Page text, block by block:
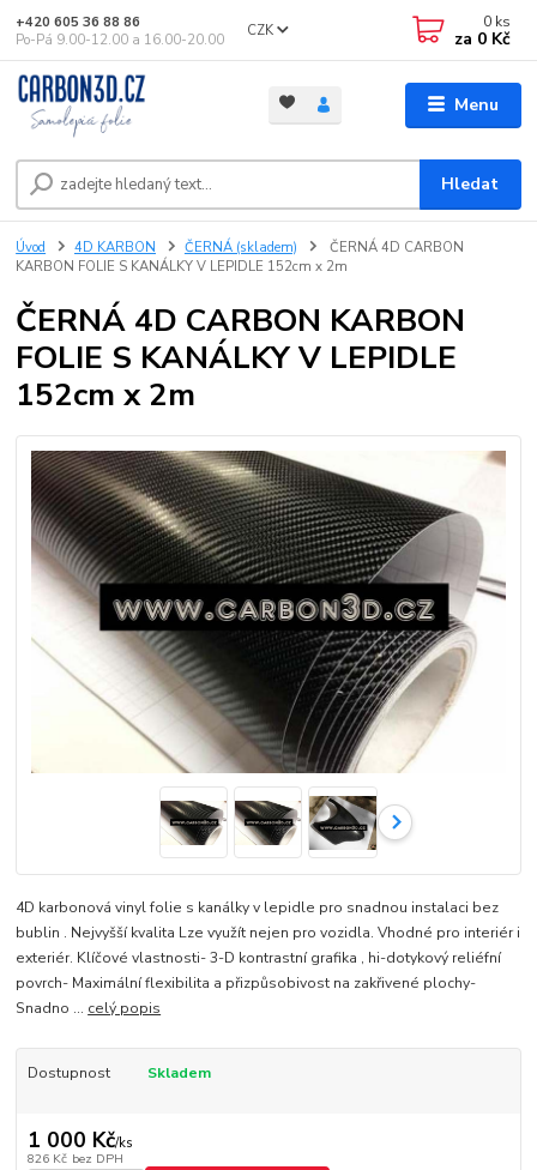
Menu
CZK
Hledat
+420 605 36 88 86
Po-Pá 9.00-12.00 a 16.00-20.00
0 ks
za 0 Kč
Úvod 4D KARBON ČERNÁ (skladem)
ČERNÁ 4D CARBON
KARBON FOLIE S KANÁLKY V LEPIDLE 152cm x 2m
ČERNÁ 4D CARBON KARBON
FOLIE S KANÁLKY V LEPIDLE
152cm x 2m
4D karbonová vinyl folie s kanálky v lepidle pro snadnou instalaci bez
bublin . Nejvyšší kvalita Lze využít nejen pro vozidla. Vhodné pro interiér i
exteriér. Klíčové vlastnosti- 3-D kontrastní grafika , hi-dotykový reliéfní
povrch- Maximální flexibilita a přizpůsobivost na zakřivené plochy-
Snadno ... celý popis
Dostupnost Skladem
1 000 Kč/ks
826 Kč bez DPH